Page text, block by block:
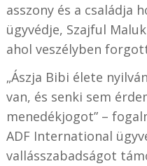
asszony és a családja
ügyvédje, Szajful
ahol veszélyben
„Ászja Bibi élete
van, és senki sem
menedékjogot” –
ADF International
vallásszabadságot